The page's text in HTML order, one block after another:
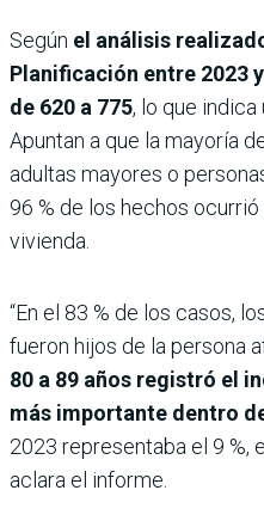
Según el análisis
Planificación entre 2023
de 620 a 775, lo que
Apuntan a que la mayoría
adultas mayores o
96 % de los hechos
vivienda.
“En el 83 % de los casos,
fueron hijos de la persona
80 a 89 años registró el
más importante dentro
2023 representaba el 9 %,
aclara el informe.